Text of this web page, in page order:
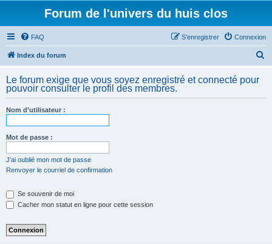
Forum de l'univers du huis clos
FAQ Connexion
S’enregistrer
Index du forum
h
Le forum exige que vous soyez enregistré et connecté pour
pouvoir consulter le profil des membres.
Nom d’utilisateur :
Mot de passe :
J’ai oublié mon mot de passe
Renvoyer le courriel de confirmation
Se souvenir de moi
Cacher mon statut en ligne pour cette session